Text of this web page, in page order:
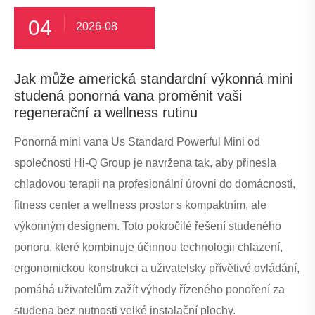
04 2026-08
Jak může americká standardní výkonná mini
studená ponorná vana proměnit vaši
regenerační a wellness rutinu
Ponorná mini vana Us Standard Powerful Mini od
společnosti Hi-Q Group je navržena tak, aby přinesla
chladovou terapii na profesionální úrovni do domácností,
fitness center a wellness prostor s kompaktním, ale
výkonným designem. Toto pokročilé řešení studeného
ponoru, které kombinuje účinnou technologii chlazení,
ergonomickou konstrukci a uživatelsky přívětivé ovládání,
pomáhá uživatelům zažít výhody řízeného ponoření za
studena bez nutnosti velké instalační plochy.